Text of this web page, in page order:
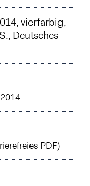
vierfarbig,
Deutsches
PDF)